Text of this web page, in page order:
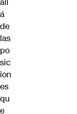
á
de
las
po
sic
ion
es
qu
e